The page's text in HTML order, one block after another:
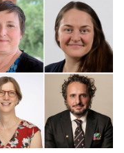
PAR BRAIN